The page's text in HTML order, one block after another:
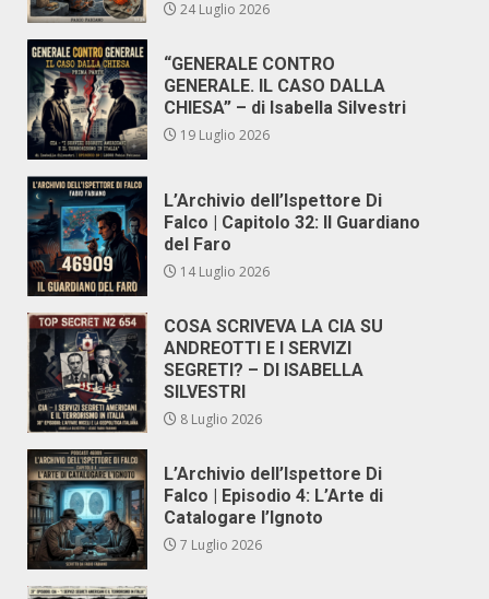
24 Luglio 2026
“GENERALE CONTRO
GENERALE. IL CASO DALLA
CHIESA” – di Isabella Silvestri
19 Luglio 2026
L’Archivio dell’Ispettore Di
Falco | Capitolo 32: Il Guardiano
del Faro
14 Luglio 2026
COSA SCRIVEVA LA CIA SU
ANDREOTTI E I SERVIZI
SEGRETI? – DI ISABELLA
SILVESTRI
8 Luglio 2026
L’Archivio dell’Ispettore Di
Falco | Episodio 4: L’Arte di
Catalogare l’Ignoto
7 Luglio 2026